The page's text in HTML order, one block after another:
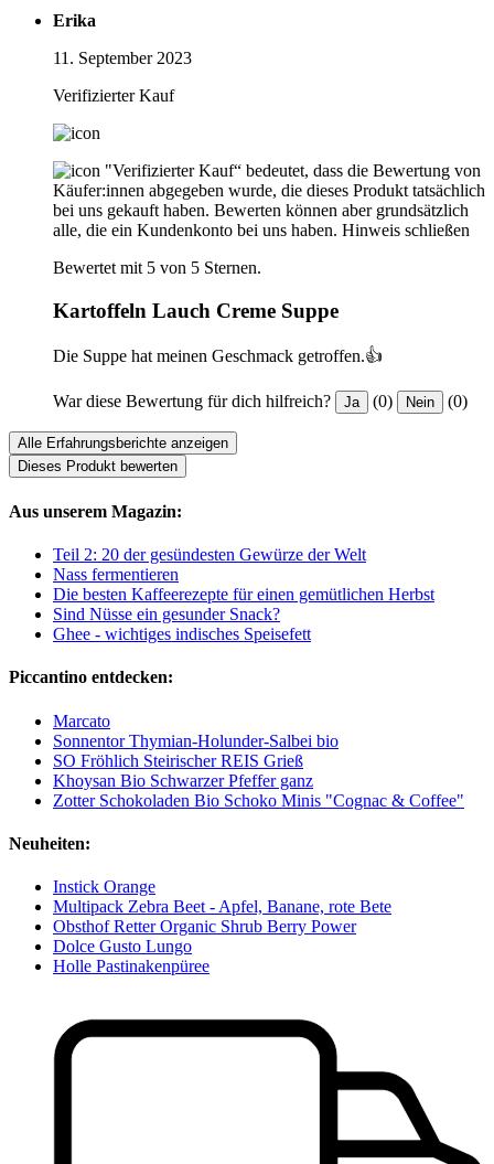
Erika
11. September 2023
Verifizierter Kauf
"Verifizierter Kauf“ bedeutet, dass die Bewertung von
Käufer:innen abgegeben wurde, die dieses Produkt tatsächlich
bei uns gekauft haben. Bewerten können aber grundsätzlich
alle, die ein Kundenkonto bei uns haben. Hinweis schließen
Bewertet mit 5 von 5 Sternen.
Kartoffeln Lauch Creme Suppe
Die Suppe hat meinen Geschmack getroffen.👍
War diese Bewertung für dich hilfreich? Ja (0) Nein (0)
Alle Erfahrungsberichte anzeigen
Dieses Produkt bewerten
Aus unserem Magazin:
Teil 2: 20 der gesündesten Gewürze der Welt
Nass fermentieren
Die besten Kaffeerezepte für einen gemütlichen Herbst
Sind Nüsse ein gesunder Snack?
Ghee - wichtiges indisches Speisefett
Piccantino entdecken:
Marcato
Sonnentor Thymian-Holunder-Salbei bio
SO Fröhlich Steirischer REIS Grieß
Khoysan Bio Schwarzer Pfeffer ganz
Zotter Schokoladen Bio Schoko Minis "Cognac & Coffee"
Neuheiten:
Instick Orange
Multipack Zebra Beet - Apfel, Banane, rote Bete
Obsthof Retter Organic Shrub Berry Power
Dolce Gusto Lungo
Holle Pastinakenpüree